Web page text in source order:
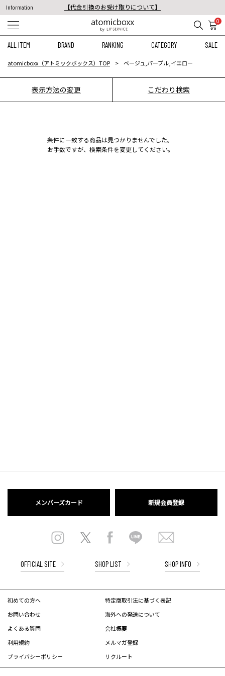
Information
【代金引換のお受け取りについて】
税込11,000円以上のご注文で送料無料！
0
ALL ITEM BRAND RANKING CATEGORY SALE
atomicboxx（アトミックボックス）TOP ベージュ,パープル,イエロー
表示方法の変更 こだわり検索
条件に一致する商品は見つかりませんでした。
お手数ですが、検索条件を変更してください。
メンバーズカード 新規会員登録
OFFICIAL SITE SHOP LIST SHOP INFO
初めての方へ
お問い合わせ
よくある質問
利用規約
プライバシーポリシー
特定商取引法に基づく表記
海外への発送について
会社概要
メルマガ登録
リクルート